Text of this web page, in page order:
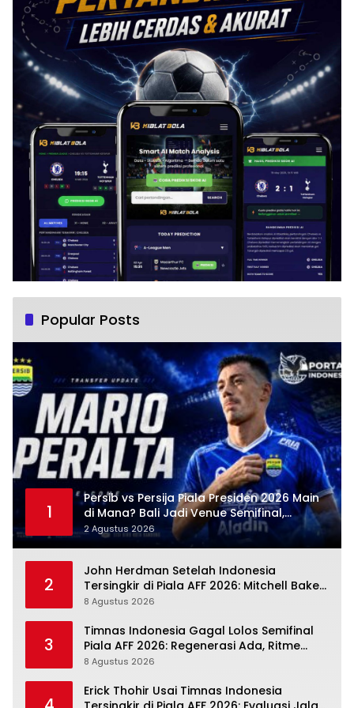
Popular Posts
1
Persib vs Persija Piala Presiden 2026 Main
di Mana? Bali Jadi Venue Semifinal,
Ritmenya Beda
2 Agustus 2026
2
John Herdman Setelah Indonesia
Tersingkir di Piala AFF 2026: Mitchell Baker
Tumbuh, Adaptasi ASEAN Belum Tuntas
8 Agustus 2026
3
Timnas Indonesia Gagal Lolos Semifinal
Piala AFF 2026: Regenerasi Ada, Ritme
Kompetisi Masih Harus Mengejar
8 Agustus 2026
Erick Thohir Usai Timnas Indonesia